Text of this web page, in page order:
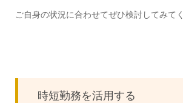
ご自身の状況に合わせてぜひ検討してみてく
時短勤務を活用する